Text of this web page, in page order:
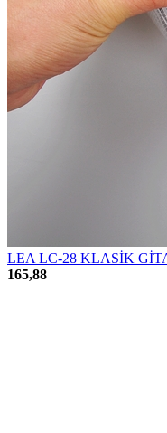
LEA LC-28 KLASİK
165,88